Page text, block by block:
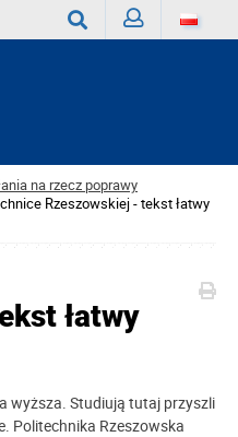
na rzecz poprawy
Rzeszowskiej - tekst łatwy
łatwy
wyższa. Studiują tutaj przyszli
Politechnika Rzeszowska